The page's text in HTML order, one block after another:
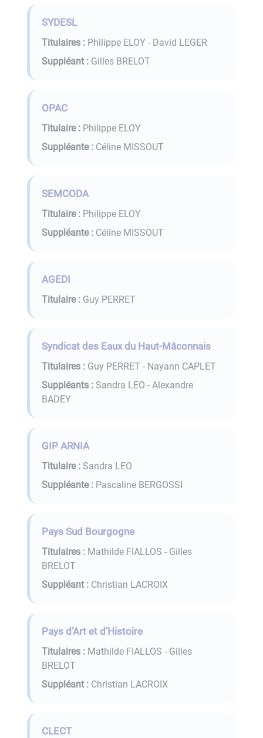
SYDESL
Titulaires : Philippe ELOY - David LEGER
Suppléant : Gilles BRELOT
OPAC
Titulaire : Philippe ELOY
Suppléante : Céline MISSOUT
SEMCODA
Titulaire : Philippe ELOY
Suppléante : Céline MISSOUT
AGEDI
Titulaire : Guy PERRET
Syndicat des Eaux du Haut-Mâconnais
Titulaires : Guy PERRET - Nayann CAPLET
Suppléants : Sandra LEO - Alexandre
BADEY
GIP ARNIA
Titulaire : Sandra LEO
Suppléante : Pascaline BERGOSSI
Pays Sud Bourgogne
Titulaires : Mathilde FIALLOS - Gilles
BRELOT
Suppléant : Christian LACROIX
Pays d’Art et d’Histoire
Titulaires : Mathilde FIALLOS - Gilles
BRELOT
Suppléant : Christian LACROIX
CLECT